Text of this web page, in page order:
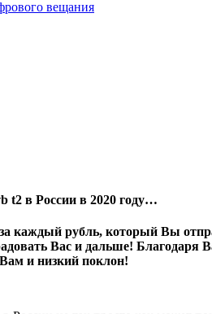
вещания
t2 в России в 2020 году…
рубль, который Вы
Вас и дальше!
и низкий поклон!